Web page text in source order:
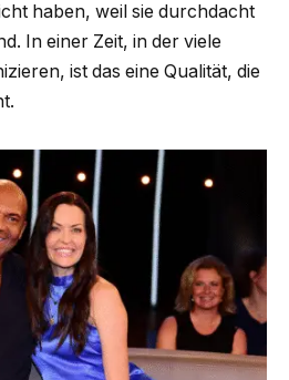
haben, weil sie durchdacht
In einer Zeit, in der viele
ist das eine Qualität, die